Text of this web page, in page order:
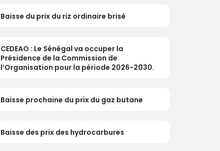
Baisse du prix du riz ordinaire brisé
CEDEAO : Le Sénégal va occuper la
Présidence de la Commission de
l’Organisation pour la période 2026-2030.
Baisse prochaine du prix du gaz butane
Baisse des prix des hydrocarbures